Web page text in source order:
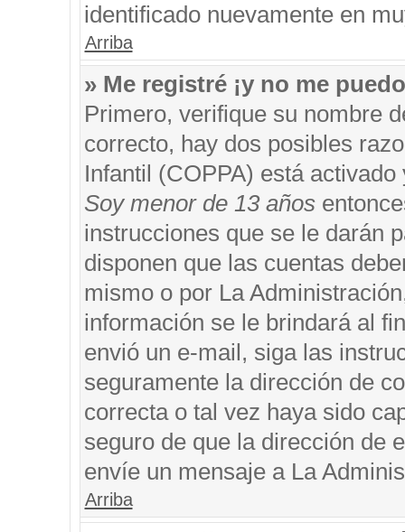
identificado nuevamente en
Arriba
» Me registré ¡y no me
Primero, verifique su nombre
correcto, hay dos posibles
Infantil (COPPA) está
Soy menor de 13 años
instrucciones que se le darán
disponen que las cuentas
mismo o por La
información se le brindará al
envió un e-mail, siga las
seguramente la dirección de
correcta o tal vez haya sido
seguro de que la dirección de
envíe un mensaje a La
Arriba